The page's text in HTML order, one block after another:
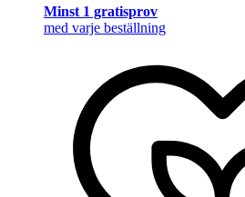
Minst 1 gratisprov
med varje beställning